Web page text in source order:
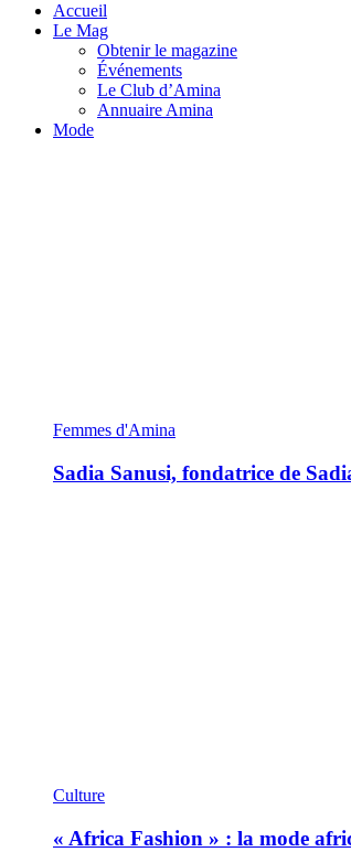
Accueil
Le Mag
Obtenir le magazine
Événements
Le Club d’Amina
Annuaire Amina
Mode
Femmes d'Amina
Sadia Sanusi, fondatrice de
Culture
« Africa Fashion » : la mode